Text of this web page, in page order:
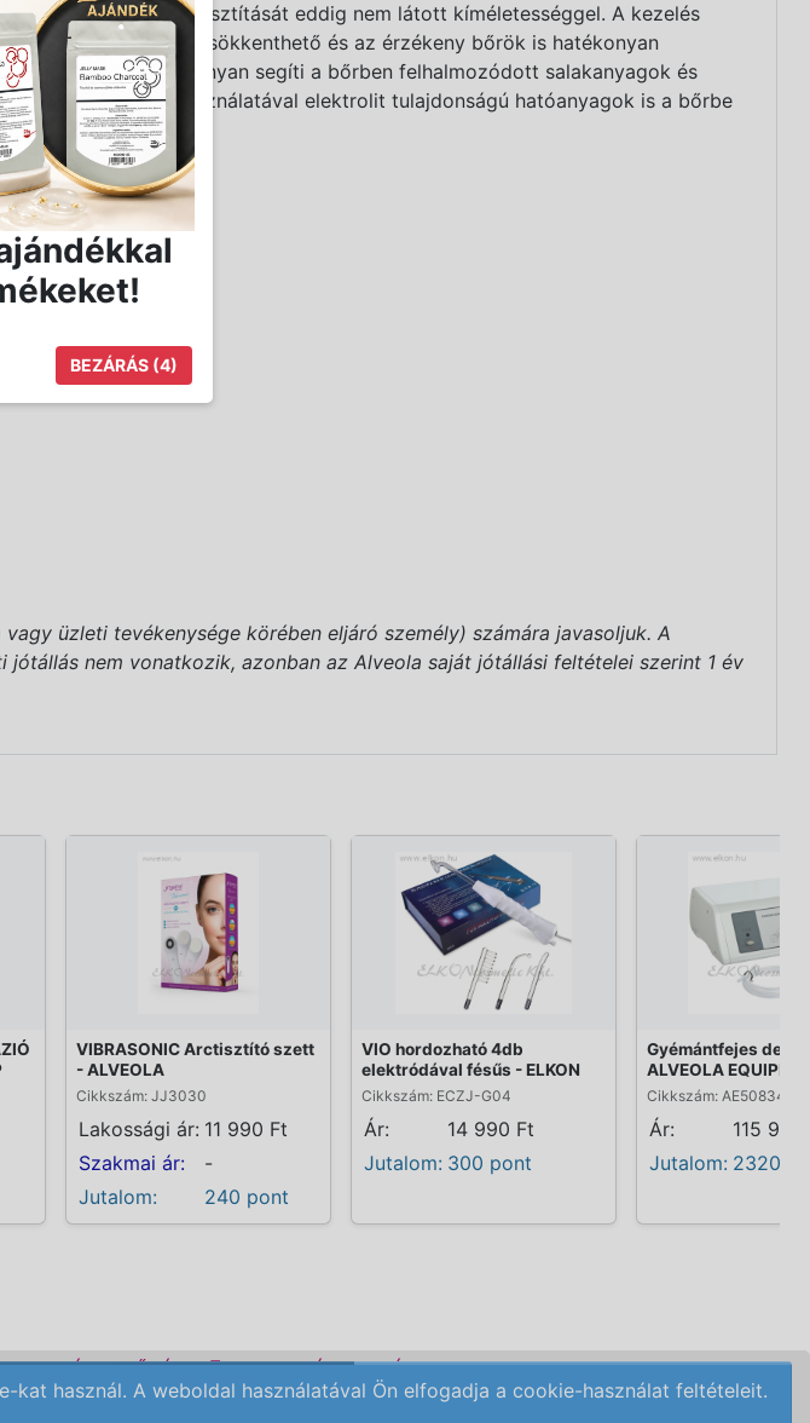
pórusainak megtisztítását eddig nem látott kíméletességgel. A kezelés
kockázata csökkenthető és az érzékeny bőrök is hatékonyan
tudjuk, mely hatékonyan segíti a bőrben felhalmozódott salakanyagok és
ben készülék. Használatával elektrolit tulajdonságú hatóanyagok is a bőrbe
üzleti tevékenysége körében eljáró személy) számára javasoljuk. A
nem vonatkozik, azonban az Alveola saját jótállási feltételei szerint 1 év
VIBRASONIC Arctisztító szett
- ALVEOLA
Cikkszám: JJ3030
Lakossági ár: 11 990 Ft
Szakmai ár:
-
Jutalom:
240 pont
VIO hordozható 4db
elektródával fésűs - ELKON
Cikkszám: ECZJ-G04
Ár:
14 990 Ft
Jutalom: 300 pont
Gyémántfejes
ALVEOLA
Cikkszám: AE50834
Ár:
115 999
Jutalom: 2320
ELÉRHETŐSÉG RENDELÉSI FELTÉTELEK
kat használ. A weboldal használatával Ön elfogadja a cookie-használat feltételeit.
BEZÁRÁS (3)